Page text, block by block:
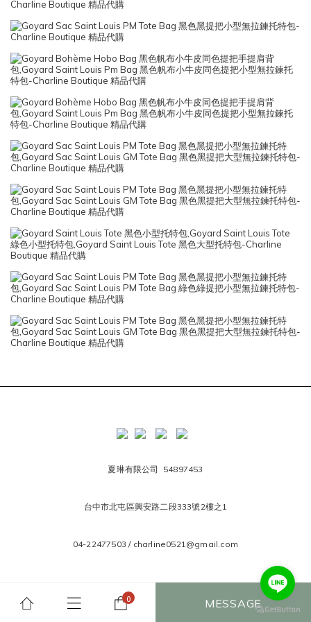
MESSAGE
夏琳有限公司 54897453
台中市北屯區興安路二段333號2樓之1
04-22477503 / charline0521@gmail.com